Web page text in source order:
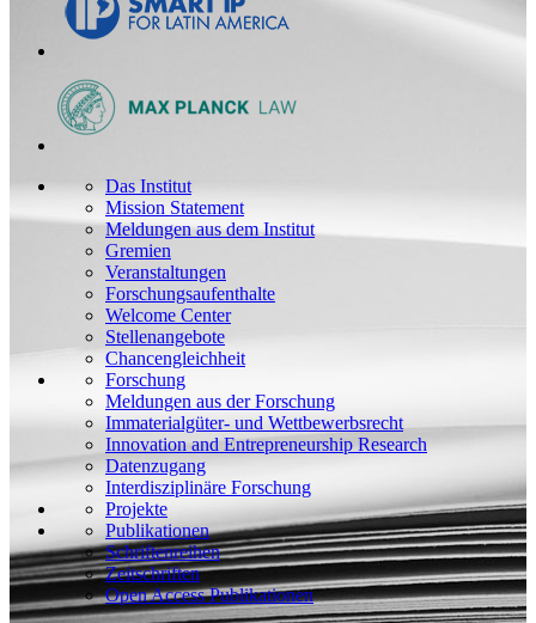
Das Institut
Mission Statement
Meldungen aus dem Institut
Gremien
Veranstaltungen
Forschungsaufenthalte
Welcome Center
Stellenangebote
Chancengleichheit
Forschung
Meldungen aus der Forschung
Immaterialgüter- und Wettbewerbsrecht
Innovation and Entrepreneurship Research
Datenzugang
Interdisziplinäre Forschung
Projekte
Publikationen
Schriftenreihen
Zeitschriften
Open Access Publikationen